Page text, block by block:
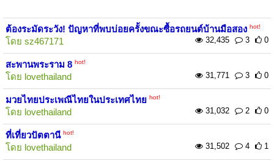
ต้องระมัดระวัง! ปัญหาที่พบบ่อยครั้งขณะซื้อรถยนต์บ้านมือสอง hot!
โดย sz467171 32,435 3 0
สะพานพระราม 8 hot!
โดย lovethailand 31,771 3 0
มวยไทยประเพณีไทยในประเทศไทย hot!
โดย lovethailand 31,032 2 0
ที่เที่ยวปัตตานี hot!
โดย lovethailand 31,502 4 1